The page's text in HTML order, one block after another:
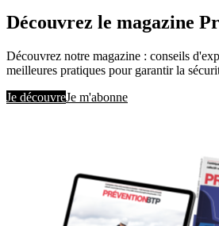
Découvrez le magazine
Découvrez notre magazine : conseils
meilleures pratiques pour garantir la
Je découvreJe m'abonne